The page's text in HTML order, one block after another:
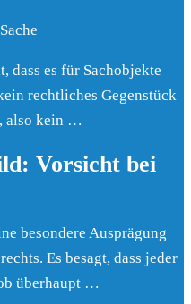
es für Sachobjekte
rechtliches Gegenstück
also kein …
Vorsicht bei
besondere Ausprägung
Es besagt, dass jeder
überhaupt …